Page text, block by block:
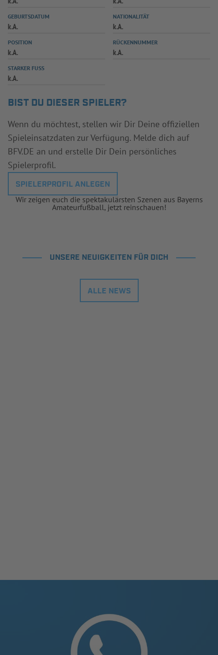
SPIELPLUS
GEBURTSDATUM
k.A.
NATIONALITÄT
k.A.
POSITION
k.A.
RÜCKENNUMMER
k.A.
STARKER FUSS
k.A.
BIST DU DIESER SPIELER?
Wenn du möchtest, stellen wir Dir Deine offiziellen
Spieleinsatzdaten zur Verfügung. Melde dich auf
BFV.DE an und erstelle Dir Dein persönliches
Spielerprofil.
SPIELERPROFIL ANLEGEN
Wir zeigen euch die spektakulärsten Szenen aus Bayerns
Amateurfußball, jetzt reinschauen!
UNSERE NEUIGKEITEN FÜR DICH
ALLE NEWS